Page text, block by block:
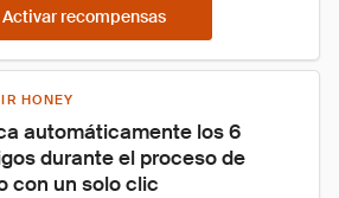
Activar recompensas
HONEY
automáticamente los 6
durante el proceso de
con un solo clic